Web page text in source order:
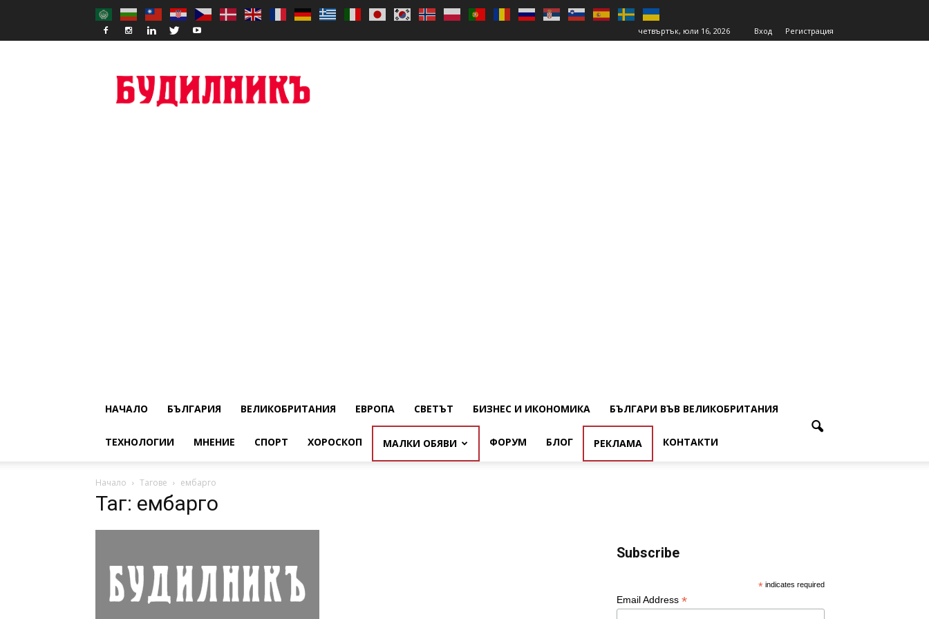
четвъртък, юли 16, 2026 Вход Регистрация
НАЧАЛО БЪЛГАРИЯ ВЕЛИКОБРИТАНИЯ ЕВРОПА СВЕТЪТ БИЗНЕС И ИКОНОМИКА БЪЛГАРИ ВЪВ ВЕЛИКОБРИТАНИЯ
ТЕХНОЛОГИИ МНЕНИЕ СПОРТ ХОРОСКОП МАЛКИ ОБЯВИ ФОРУМ БЛОГ РЕКЛАМА КОНТАКТИ
Начало Тагове ембарго
Таг: ембарго
Subscribe
* indicates required
Email Address *